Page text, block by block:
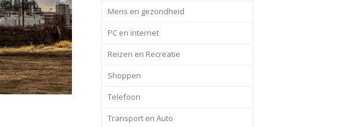
Mens en gezondheid
PC en internet
Reizen en Recreatie
Shoppen
Telefoon
Transport en Auto